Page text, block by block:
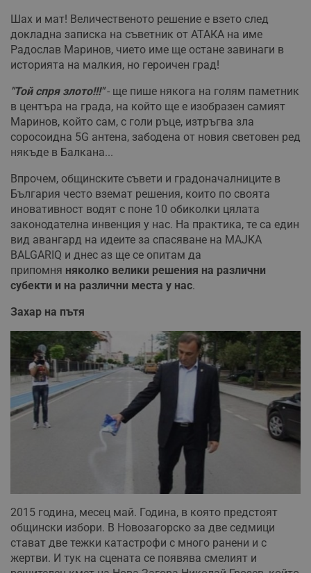
Шах и мат! Величественото решение е взето след
докладна записка на съветник от АТАКА на име
Радослав Маринов, чието име ще остане завинаги в
историята на малкия, но героичен град!
"Той спря злото!!!"- ще пише някога на голям паметник
в центъра на града, на който ще е изобразен самият
Маринов, който сам, с голи ръце, изтръгва зла
соросоидна 5G антена, забодена от новия световен ред
някъде в Балкана...
Впрочем, общинските съвети и градоначалниците в
България често вземат решения, които по своята
иновативност водят с поне 10 обиколки цялата
законодателна инвенция у нас. На практика, те са един
вид авангард на идеите за спасяване на MAJKA
BALGARIQ и днес аз ще се опитам да
припомня няколко велики решения на различни
субекти и на различни места у нас.
Захар на пътя
2015 година, месец май. Година, в която предстоят
общински избори. В Новозагорско за две седмици
стават две тежки катастрофи с много ранени и с
жертви. И тук на сцената се появява смелият и